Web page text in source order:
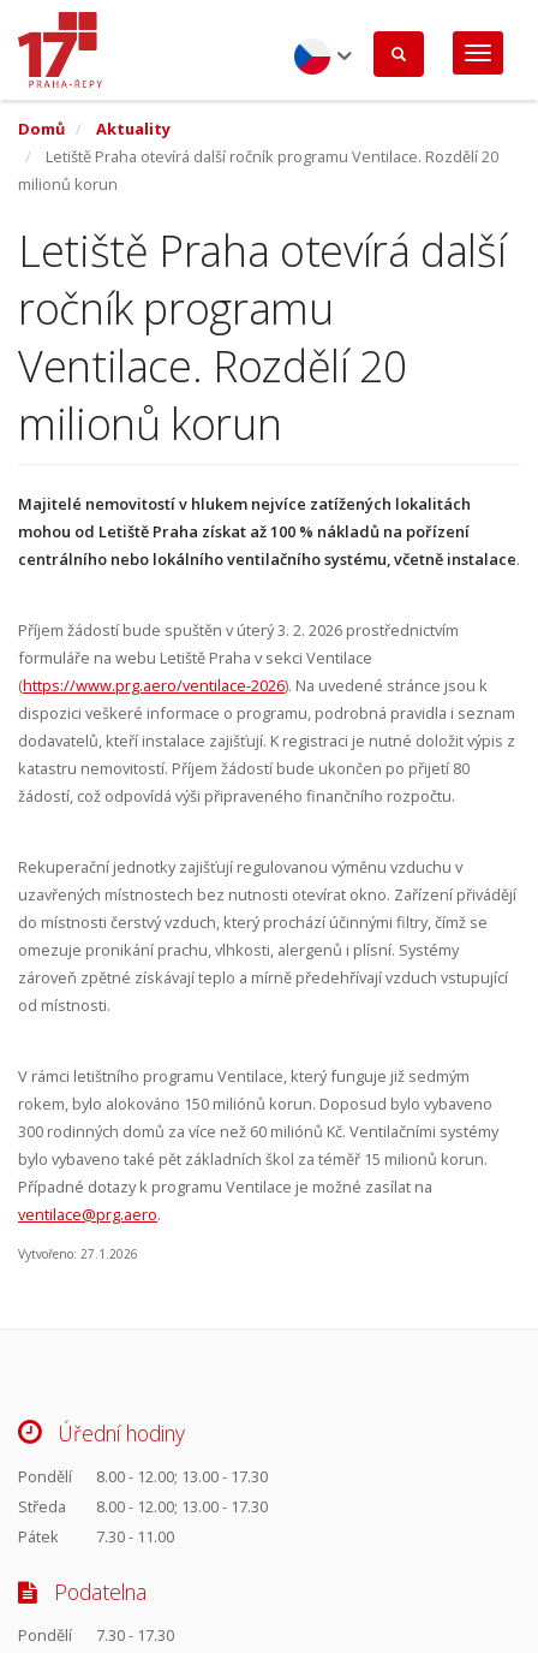
hlavnímu
obsahu
Czech
Domů
Aktuality
Letiště Praha otevírá další ročník programu Ventilace. Rozdělí 20
milionů korun
Letiště Praha otevírá další
ročník programu
Ventilace. Rozdělí 20
milionů korun
Majitelé nemovitostí v hlukem nejvíce zatížených lokalitách
mohou od Letiště Praha získat až 100 % nákladů na pořízení
centrálního nebo lokálního ventilačního systému, včetně instalace.
Příjem žádostí bude spuštěn v úterý 3. 2. 2026 prostřednictvím
formuláře na webu Letiště Praha v sekci Ventilace
(https://www.prg.aero/ventilace-2026). Na uvedené stránce jsou k
dispozici veškeré informace o programu, podrobná pravidla i seznam
dodavatelů, kteří instalace zajišťují. K registraci je nutné doložit výpis z
katastru nemovitostí. Příjem žádostí bude ukončen po přijetí 80
žádostí, což odpovídá výši připraveného finančního rozpočtu.
Rekuperační jednotky zajišťují regulovanou výměnu vzduchu v
uzavřených místnostech bez nutnosti otevírat okno. Zařízení přivádějí
do místnosti čerstvý vzduch, který prochází účinnými filtry, čímž se
omezuje pronikání prachu, vlhkosti, alergenů i plísní. Systémy
zároveň zpětné získávají teplo a mírně předehřívají vzduch vstupující
od místnosti.
V rámci letištního programu Ventilace, který funguje již sedmým
rokem, bylo alokováno 150 miliónů korun. Doposud bylo vybaveno
300 rodinných domů za více než 60 miliónů Kč. Ventilačními systémy
bylo vybaveno také pět základních škol za téměř 15 milionů korun.
Případné dotazy k programu Ventilace je možné zasílat na
ventilace@prg.aero.
Vytvořeno: 27.1.2026
Úřední hodiny
Pondělí
8.00 - 12.00; 13.00 - 17.30
Středa
8.00 - 12.00; 13.00 - 17.30
Pátek
7.30 - 11.00
Podatelna
Pondělí
7.30 - 17.30